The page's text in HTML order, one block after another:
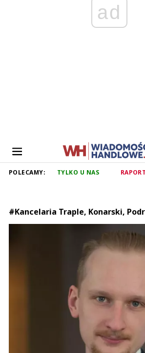
ad
POLECAMY: TYLKO U NAS
#Kancelaria Traple, Konarski,